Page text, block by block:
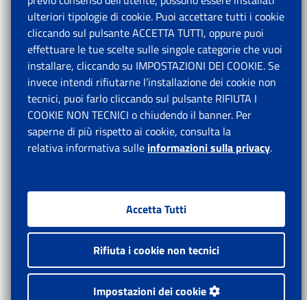
ulteriori tipologie di cookie. Puoi accettare tutti i cookie
cliccando sul pulsante ACCETTA TUTTI, oppure puoi
effettuare le tue scelte sulle singole categorie che vuoi
installare, cliccando su IMPOSTAZIONI DEI COOKIE. Se
invece intendi rifiutarne l’installazione dei cookie non
tecnici, puoi farlo cliccando sul pulsante RIFIUTA I
COOKIE NON TECNICI o chiudendo il banner. Per
saperne di più rispetto ai cookie, consulta la
relativa informativa sulle informazioni sulla privacy.
Accetta Tutti
Rifiuta i cookie non tecnici
Impostazioni dei cookie